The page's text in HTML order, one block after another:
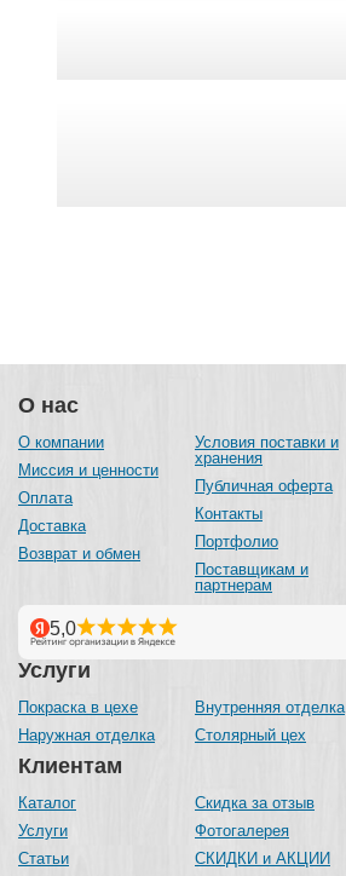
О нас
О компании
Миссия и ценности
Оплата
Доставка
Возврат и обмен
Условия поставки и
хранения
Публичная оферта
Контакты
Портфолио
Поставщикам и
партнерам
Услуги
Покраска в цехе
Наружная отделка
Внутренняя отделка
Столярный цех
Клиентам
Каталог
Услуги
Статьи
Скидка за отзыв
Фотогалерея
СКИДКИ и АКЦИИ